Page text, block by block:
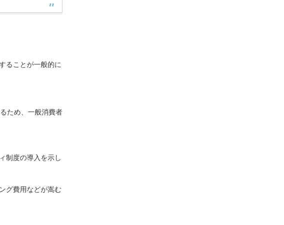
ることが一般的に
ため、一般消費者
制度の導入を示し
グ費用などが嵩む